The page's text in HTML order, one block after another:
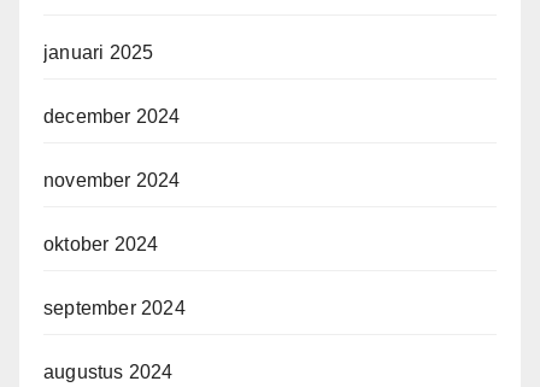
januari 2025
december 2024
november 2024
oktober 2024
september 2024
augustus 2024